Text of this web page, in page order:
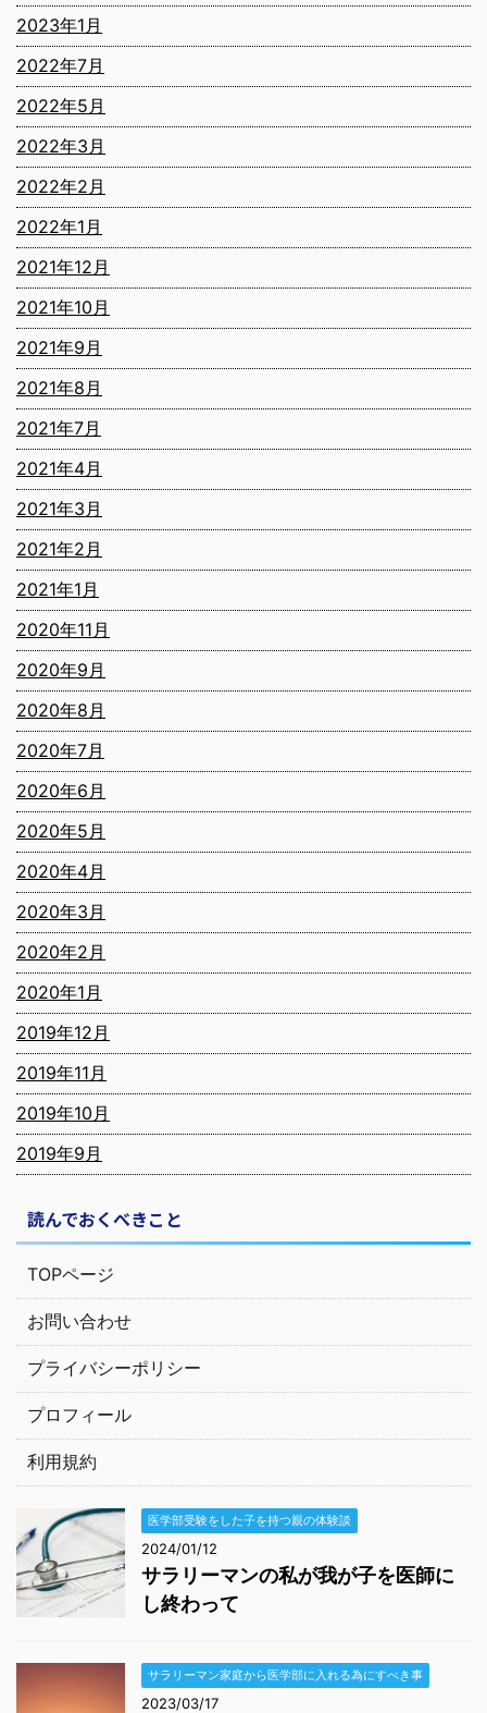
2023年1月
2022年7月
2022年5月
2022年3月
2022年2月
2022年1月
2021年12月
2021年10月
2021年9月
2021年8月
2021年7月
2021年4月
2021年3月
2021年2月
2021年1月
2020年11月
2020年9月
2020年8月
2020年7月
2020年6月
2020年5月
2020年4月
2020年3月
2020年2月
2020年1月
2019年12月
2019年11月
2019年10月
2019年9月
読んでおくべきこと
TOPページ
お問い合わせ
プライバシーポリシー
プロフィール
利用規約
医学部受験をした子を持つ親の体験談
2024/01/12
サラリーマンの私が我が子を医師に
し終わって
サラリーマン家庭から医学部に入れる為にすべき事
2023/03/17